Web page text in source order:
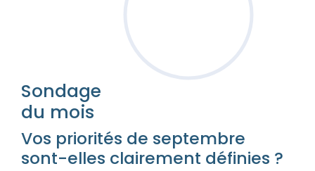
Sondage
du mois
Vos priorités de septembre
sont-elles clairement définies ?